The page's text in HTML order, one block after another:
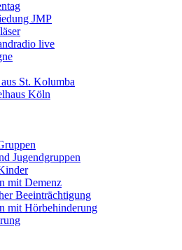
JMP
live
St. Kolumba
Köln
Jugendgruppen
mit Demenz
Beeinträchtigung
mit Hörbehinderung